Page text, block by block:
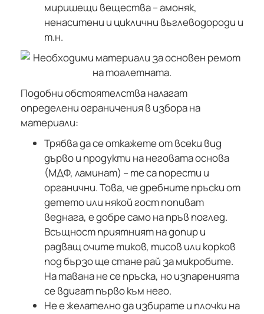
миришещи вещества – амоняк,
ненаситени и циклични въглеводороди и
т.н.
Подобни обстоятелства налагат
определени ограничения в избора на
материали:
Трябва да се откажете от всеки вид
дърво и продукти на неговата основа
(МДФ, ламинат) – те са порести и
органични. Това, че дребните пръски от
детето или някой гост попиват
веднага, е добре само на пръв поглед.
Всъщност приятният на допир и
радващ очите тиков, тисов или корков
под бързо ще стане рай за микробите.
На тавана не се пръска, но изпаренията
се вдигат първо към него.
Не е желателно да избирате и плочки на